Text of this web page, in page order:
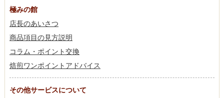
極みの館
店長のあいさつ
商品項目の見方説明
コラム・ポイント交換
焙煎ワンポイントアドバイス
その他サービスについて